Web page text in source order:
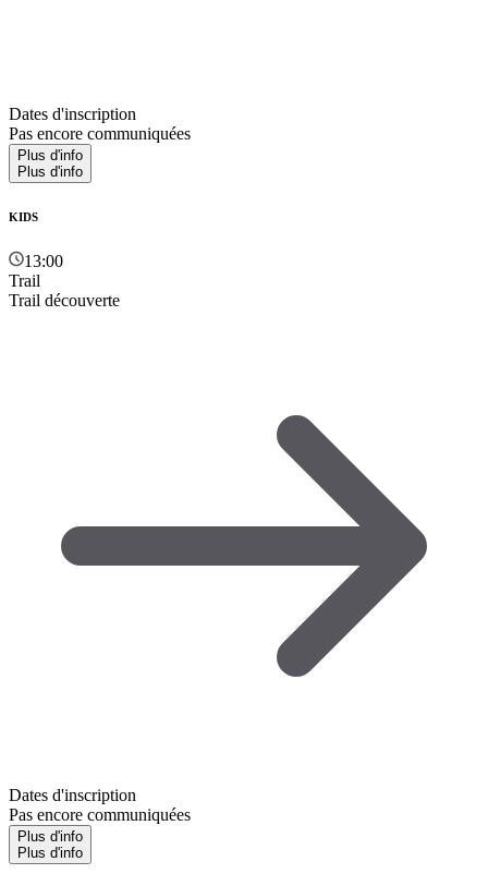
Dates d'inscription
Pas encore communiquées
Plus d'info
Plus d'info
KIDS
13:00
Trail
Trail découverte
Dates d'inscription
Pas encore communiquées
Plus d'info
Plus d'info